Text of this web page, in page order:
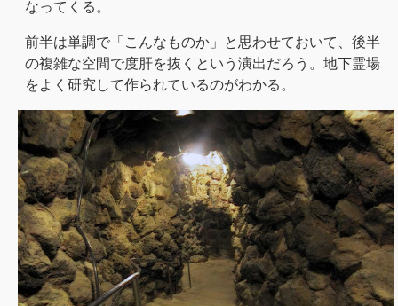
なってくる。
前半は単調で「こんなものか」と思わせておいて、後半
の複雑な空間で度肝を抜くという演出だろう。地下霊場
をよく研究して作られているのがわかる。